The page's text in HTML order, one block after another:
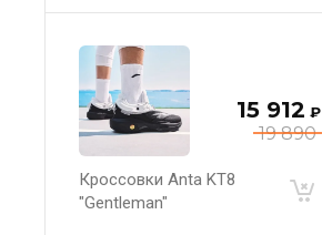
19 890
15 912 ₽
Кроссовки Anta KT8
"Gentleman"